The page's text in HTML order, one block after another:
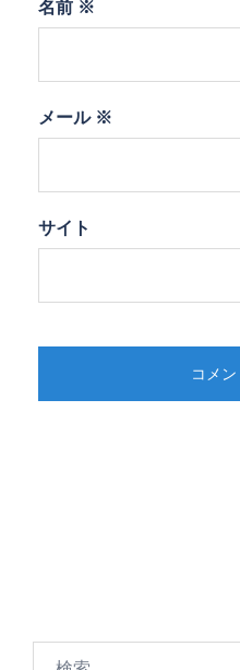
名前 ※
メール ※
サイト